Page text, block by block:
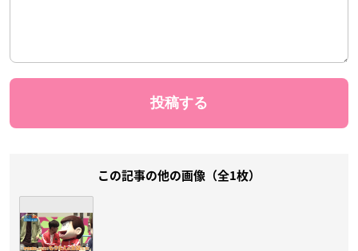
この記事の他の画像（全1枚）